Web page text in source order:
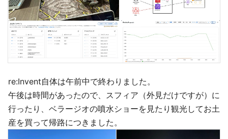
re:Invent自体は午前中で終わりました。
午後は時間があったので、スフィア（外見だけですが）に
行ったり、ベラージオの噴水ショーを見たり観光してお土
産を買って帰路につきました。